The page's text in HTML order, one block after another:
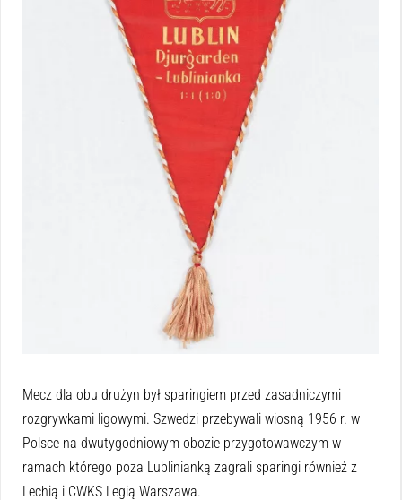
Mecz dla obu drużyn był sparingiem przed zasadniczymi
rozgrywkami ligowymi. Szwedzi przebywali wiosną 1956 r. w
Polsce na dwutygodniowym obozie przygotowawczym w
ramach którego poza Lublinianką zagrali sparingi również z
Lechią i CWKS Legią Warszawa.